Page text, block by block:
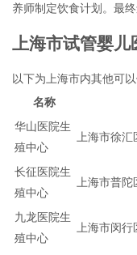
养师制定饮食计划。最
上海市试管婴儿
以下为上海市内其他可
名称
华山医院生
殖中心
上海市徐
长征医院生
殖中心
上海市普
九龙医院生
殖中心
上海市闵